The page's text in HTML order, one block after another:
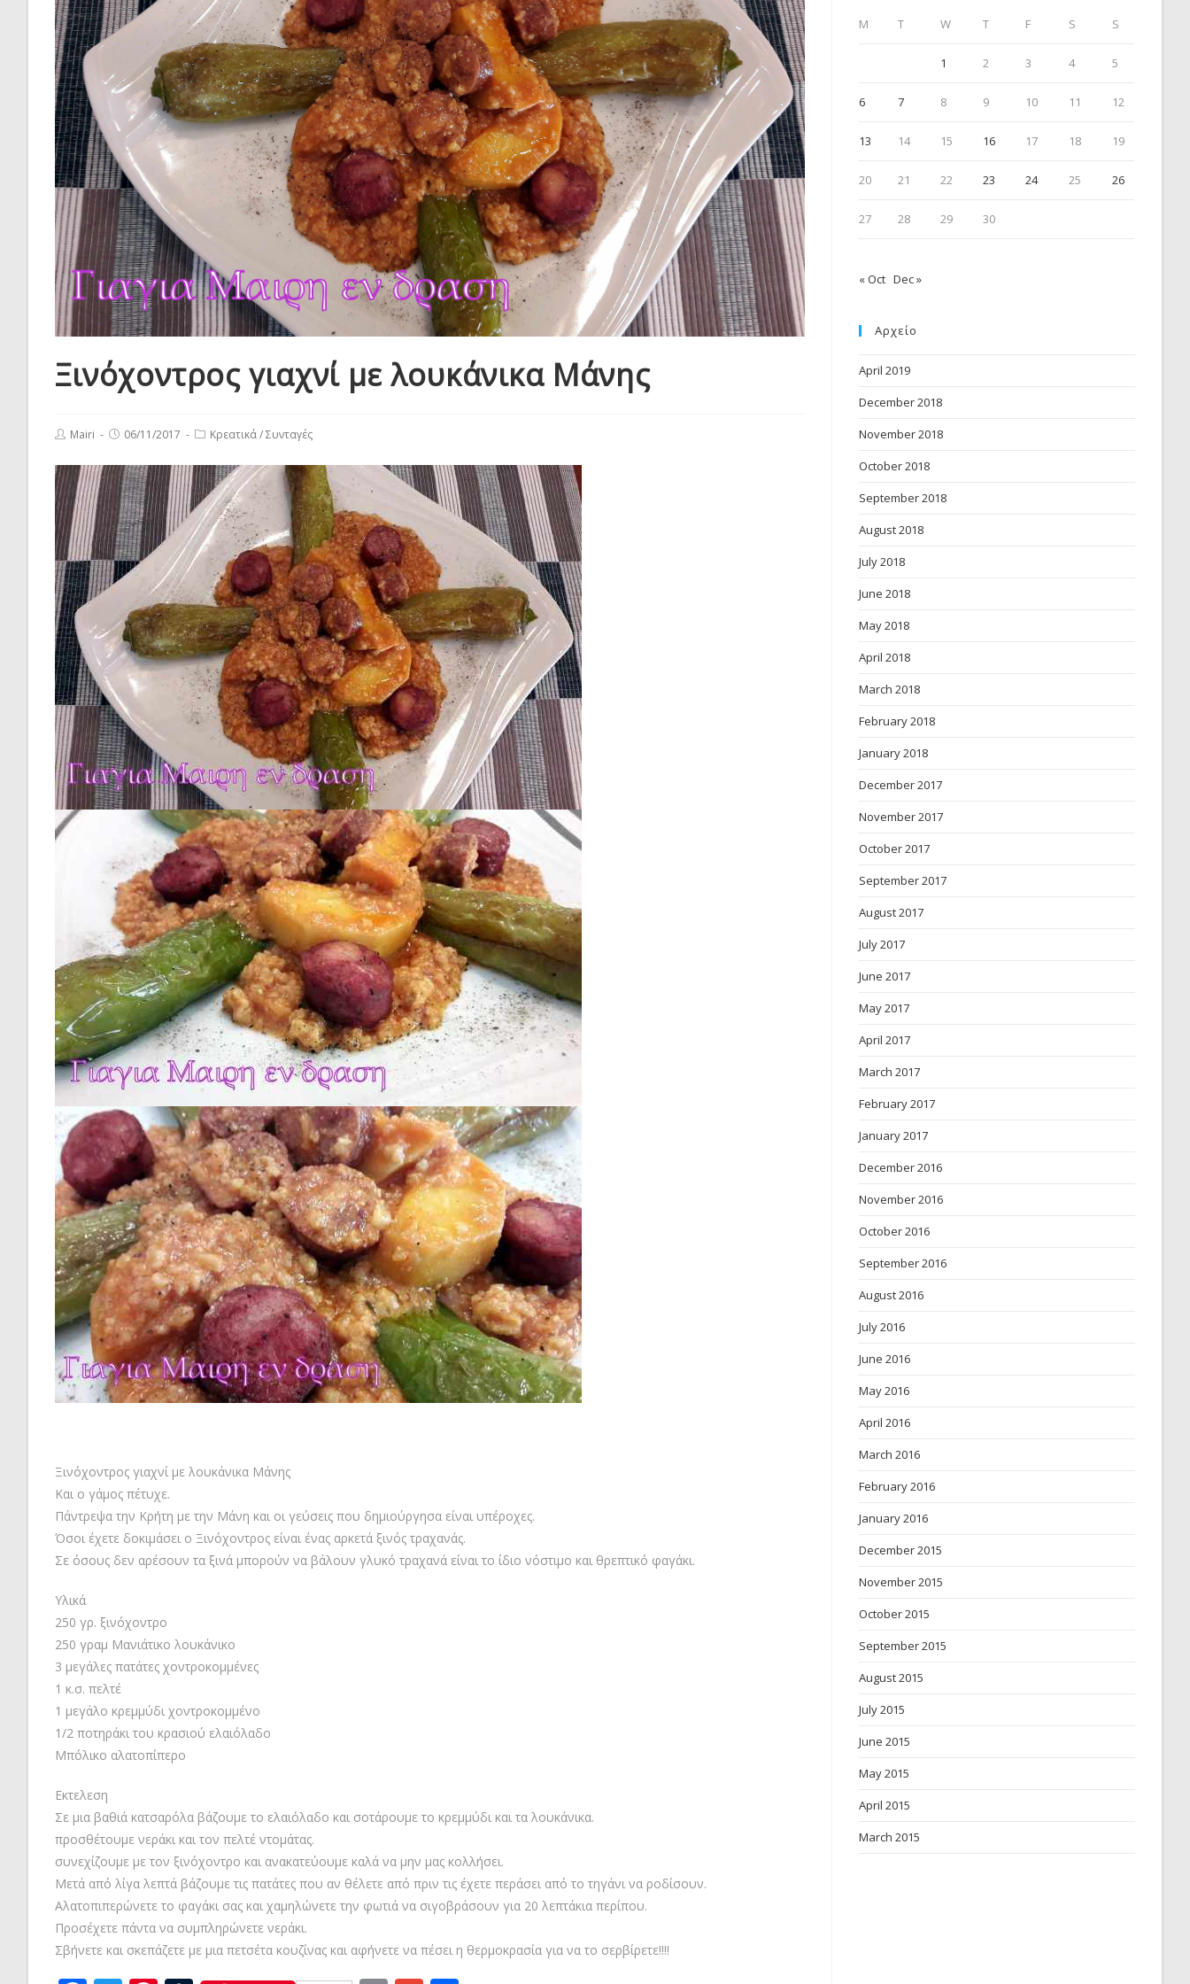
Ξινόχοντρος γιαχνί με λουκάνικα Μάνης
PostMairi
Post06/11/2017
PostΚρεατικά/Συνταγές
Ξινόχοντρος γιαχνί με λουκάνικα Μάνης
Και ο γάμος πέτυχε.
Πάντρεψα την Κρήτη με την Μάνη και οι γεύσεις που δημιούργησα είναι υπέροχες.
Όσοι έχετε δοκιμάσει ο Ξινόχοντρος είναι ένας αρκετά ξινός τραχανάς.
Σε όσους δεν αρέσουν τα ξινά μπορούν να βάλουν γλυκό τραχανά είναι το ίδιο νόστιμο και θρεπτικό φαγάκι.
Υλικά
250 γρ. ξινόχοντρο
250 γραμ Μανιάτικο λουκάνικο
3 μεγάλες πατάτες χοντροκομμένες
1 κ.σ. πελτέ
1 μεγάλο κρεμμύδι χοντροκομμένο
1/2 ποτηράκι του κρασιού ελαιόλαδο
Μπόλικο αλατοπίπερο
Εκτελεση
Σε μια βαθιά κατσαρόλα βάζουμε το ελαιόλαδο και σοτάρουμε το κρεμμύδι και τα λουκάνικα.
προσθέτουμε νεράκι και τον πελτέ ντομάτας.
συνεχίζουμε με τον ξινόχοντρο και ανακατεύουμε καλά να μην μας κολλήσει.
Μετά από λίγα λεπτά βάζουμε τις πατάτες που αν θέλετε από πριν τις έχετε περάσει από το τηγάνι να ροδίσουν.
Αλατοπιπερώνετε το φαγάκι σας και χαμηλώνετε την φωτιά να σιγοβράσουν για 20 λεπτάκια περίπου.
Προσέχετε πάντα να συμπληρώνετε νεράκι.
Σβήνετε και σκεπάζετε με μια πετσέτα κουζίνας και αφήνετε να πέσει η θερμοκρασία για να το σερβίρετε!!!!
M
T W T F S S
1 2 3 4 5
6 7 8 9 10 11 12
13 14 15 16 17 18 19
20 21 22 23 24 25 26
27 28 29 30
« Oct Dec »
Αρχείο
April 2019
December 2018
November 2018
October 2018
September 2018
August 2018
July 2018
June 2018
May 2018
April 2018
March 2018
February 2018
January 2018
December 2017
November 2017
October 2017
September 2017
August 2017
July 2017
June 2017
May 2017
April 2017
March 2017
February 2017
January 2017
December 2016
November 2016
October 2016
September 2016
August 2016
July 2016
June 2016
May 2016
April 2016
March 2016
February 2016
January 2016
December 2015
November 2015
October 2015
September 2015
August 2015
July 2015
June 2015
May 2015
April 2015
March 2015